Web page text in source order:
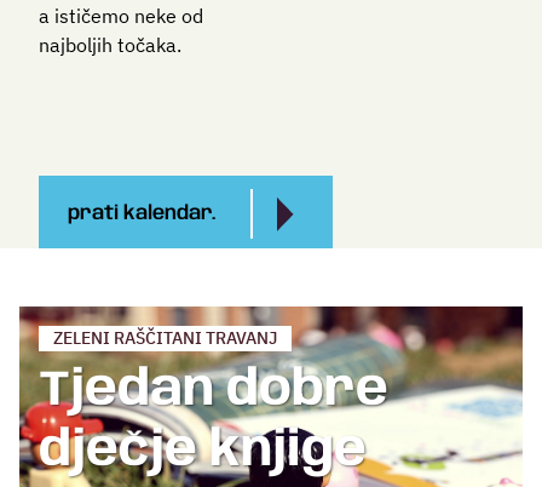
a ističemo neke od
najboljih točaka.
prati kalendar.
ZELENI RAŠČITANI TRAVANJ
Tjedan dobre
dječje knjige